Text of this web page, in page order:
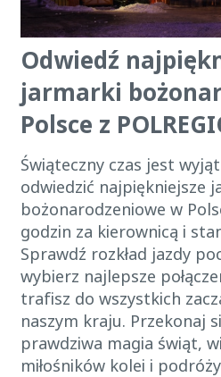
Odwiedź
jarmarki
Polsce z
Świąteczny czas jest
odwiedzić najpiękniejsze
bożonarodzeniowe w
godzin za kierownicą i
Sprawdź rozkład jazdy
wybierz najlepsze
trafisz do wszystkich
naszym kraju. Przekonaj
prawdziwa magia świąt,
miłośników kolei i